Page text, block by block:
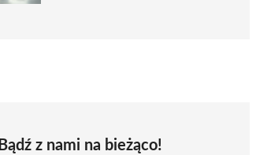
Bądź z nami na bieżąco!